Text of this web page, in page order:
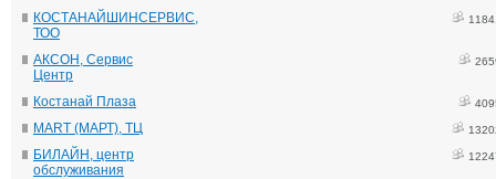
КОСТАНАЙШИНСЕРВИС,
ТОО
АКСОН, Сервис
Центр
Костанай Плаза
MART (МАРТ), ТЦ
БИЛАЙН, центр
обслуживания